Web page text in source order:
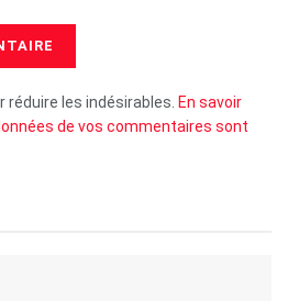
les indésirables. En savoir
de vos commentaires sont